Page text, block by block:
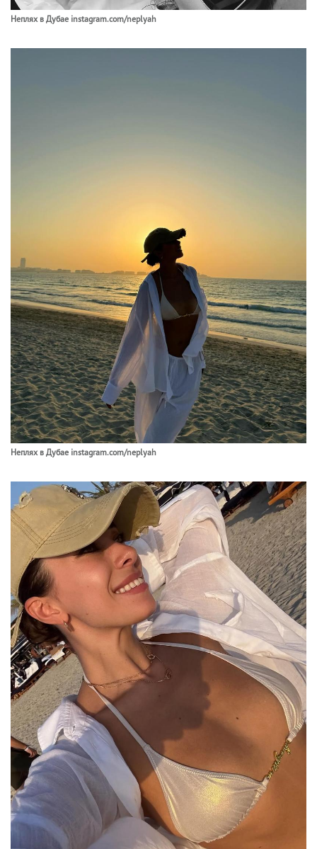
Неплях в Дубае instagram.com/neplyah
Неплях в Дубае instagram.com/neplyah